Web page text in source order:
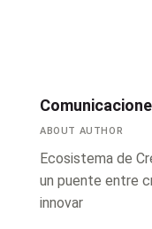
ABOUT AUTHOR
Ecosistema de
un puente entre
innovar